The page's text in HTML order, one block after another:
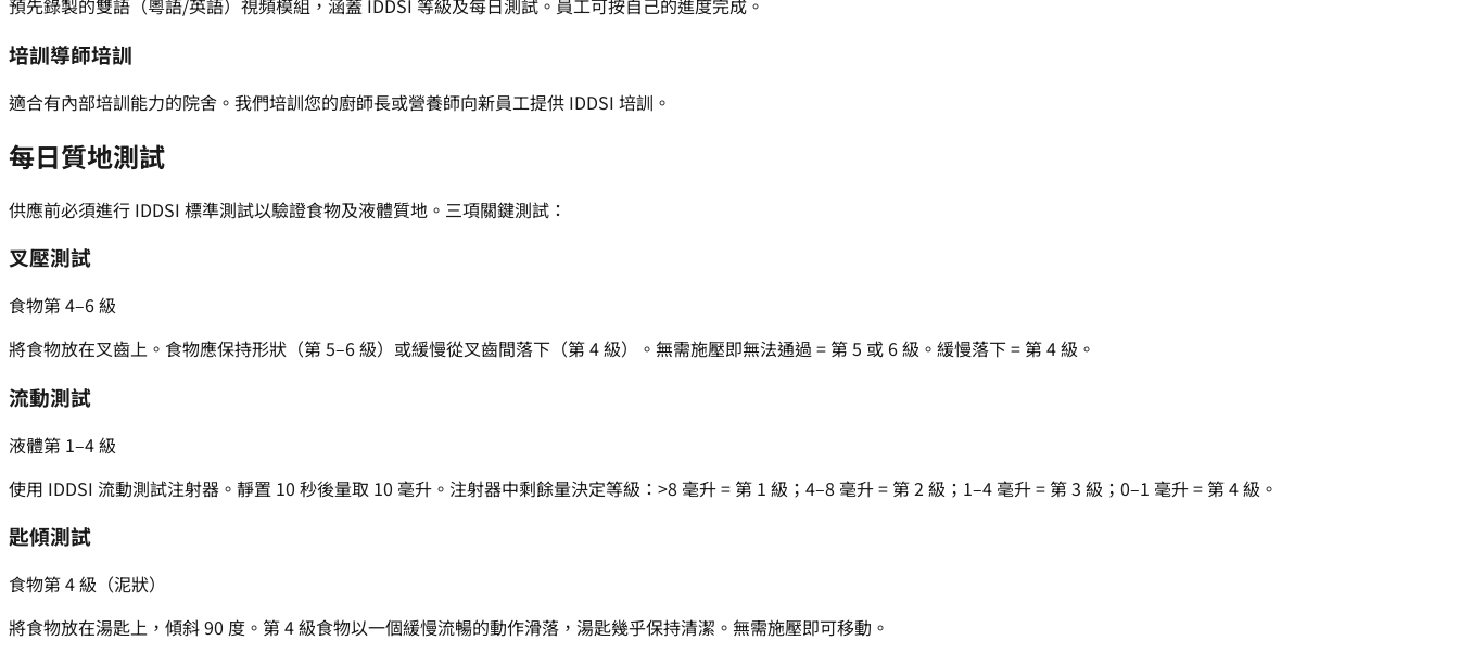
預先錄製的雙語（粵語/英語）視頻模組，涵蓋 IDDSI 等級及每日測試。員工可按自己的進度完成。
培訓導師培訓
適合有內部培訓能力的院舍。我們培訓您的廚師長或營養師向新員工提供 IDDSI 培訓。
每日質地測試
供應前必須進行 IDDSI 標準測試以驗證食物及液體質地。三項關鍵測試：
叉壓測試
食物第 4–6 級
將食物放在叉齒上。食物應保持形狀（第 5–6 級）或緩慢從叉齒間落下（第 4 級）。無需施壓即無法通過 = 第 5 或 6 級。緩慢落下 = 第 4 級。
流動測試
液體第 1–4 級
使用 IDDSI 流動測試注射器。靜置 10 秒後量取 10 毫升。注射器中剩餘量決定等級：>8 毫升 = 第 1 級；4–8 毫升 = 第 2 級；1–4 毫升 = 第 3 級；0–1 毫升 = 第 4 級。
匙傾測試
食物第 4 級（泥狀）
將食物放在湯匙上，傾斜 90 度。第 4 級食物以一個緩慢流暢的動作滑落，湯匙幾乎保持清潔。無需施壓即可移動。